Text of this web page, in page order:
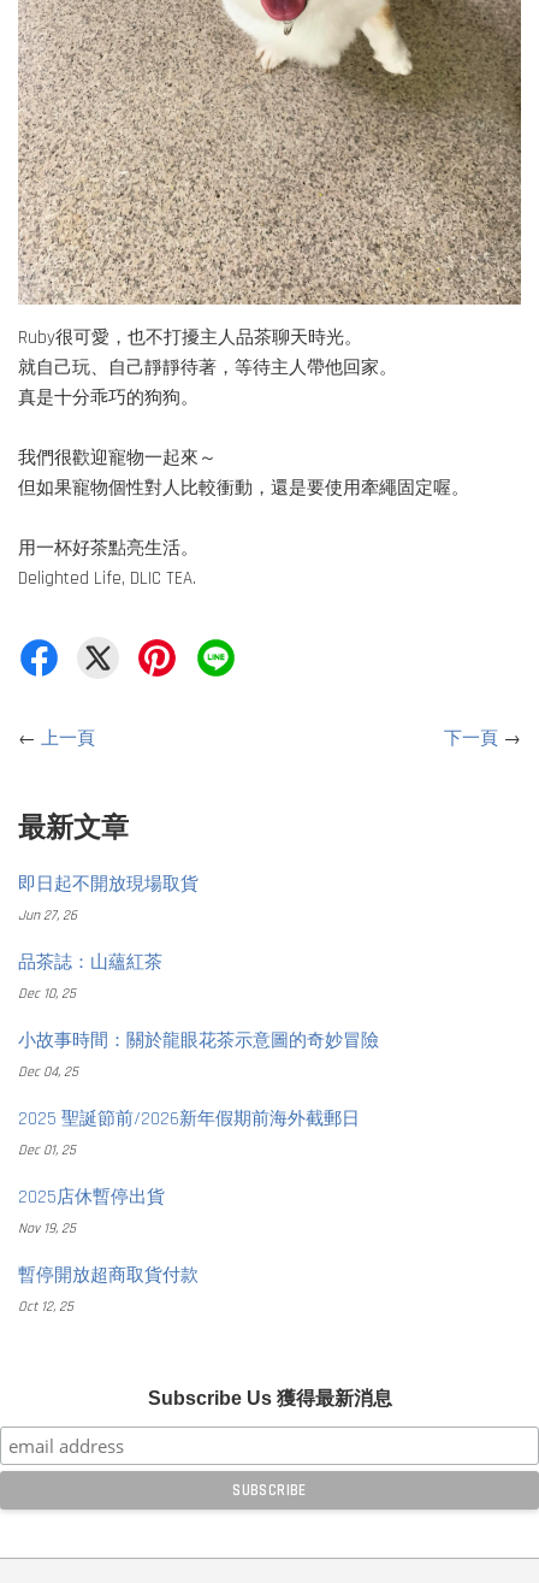
Ruby很可愛，也不打擾主人品茶聊天時光。
就自己玩、自己靜靜待著，等待主人帶他回家。
真是十分乖巧的狗狗。
我們很歡迎寵物一起來～
但如果寵物個性對人比較衝動，還是要使用牽繩固定喔。
用一杯好茶點亮生活。
Delighted Life, DLIC TEA.
← 上一頁 下一頁 →
最新文章
即日起不開放現場取貨
Jun 27, 26
品茶誌：山蘊紅茶
Dec 10, 25
小故事時間：關於龍眼花茶示意圖的奇妙冒險
Dec 04, 25
2025 聖誕節前/2026新年假期前海外截郵日
Dec 01, 25
2025店休暫停出貨
Nov 19, 25
暫停開放超商取貨付款
Oct 12, 25
Subscribe Us 獲得最新消息